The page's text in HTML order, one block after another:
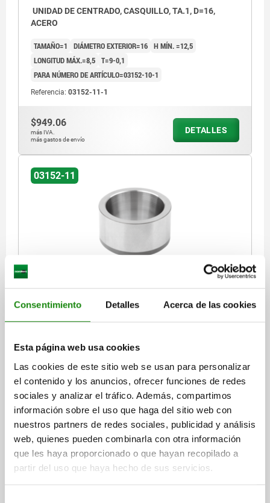
Consentimiento Detalles Acerca de las cookies
Esta página web usa cookies
Las cookies de este sitio web se usan para personalizar
el contenido y los anuncios, ofrecer funciones de redes
sociales y analizar el tráfico. Además, compartimos
información sobre el uso que haga del sitio web con
nuestros partners de redes sociales, publicidad y análisis
web, quienes pueden combinarla con otra información
que les haya proporcionado o que hayan recopilado a
partir del uso que haya hecho de sus servicios.
UNIDAD DE CENTRADO, CASQUILLO, TA.1, D=16,
ACERO
TAMAÑO=1 DIÁMETRO EXTERIOR=16 H MÍN. =12,5
LONGITUD MÁX.=8,5 T=9-0,1
PARA NÚMERO DE ARTÍCULO=03152-10-1
Referencia: 03152-11-1
$949.06
más IVA.
más gastos de envío
DETALLES
03152-11
UNIDAD DE CENTRADO, CASQUILLO, TA.3, D=32,
ACERO
TAMAÑO=3 DIÁMETRO EXTERIOR=32
H MÍN. =25
LONGITUD MÁX.=17,5 T=18-0,1
$949.06
más IVA.
DETALLES
DETALLES
CAD